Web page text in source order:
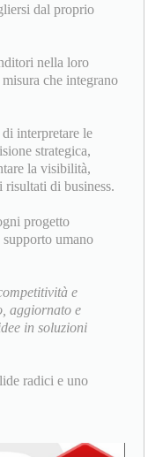
dal proprio
nella loro
che integrano
interpretare le
strategica,
la visibilità,
di business.
progetto
umano
e
aggiornato e
in soluzioni
radici e uno